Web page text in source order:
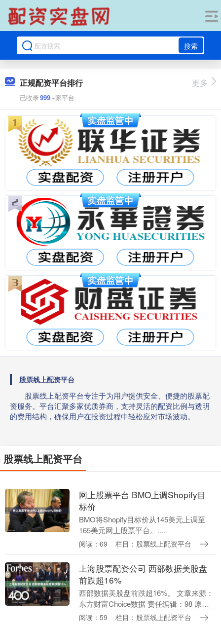
搜索
正规配资平台排行
已收录999+家平台
更多
股票线上配资平台
股票线上配资平台专注于为用户提供安全、便捷的股票配
资服务。平台汇聚多家优质券商，支持灵活的配资比例与透明
的费用结构，确保用户在投资过程中轻松应对市场波动。
股票线上配资平台
网上股票平台 BMO上调Shopify目
标价
BMO将Shopify目标价从145美元上调至
165美元网上股票平台。....
阅读：69 栏目：股票线上配资平台
上海股票配资公司 西部数据美股盘
前跌超16%
西部数据美股盘前跌超16%。 文章来源：
东方财富Choice数据 责任编辑：98 原标
题：西部数据美股盘前跌超16%。 郑重声
阅读：59 栏目：股票线上配资平台